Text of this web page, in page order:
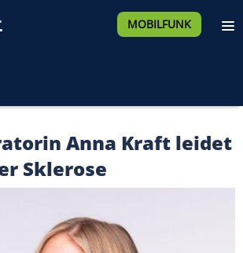
MOBILFUNK
Anna Kraft leidet
Sklerose